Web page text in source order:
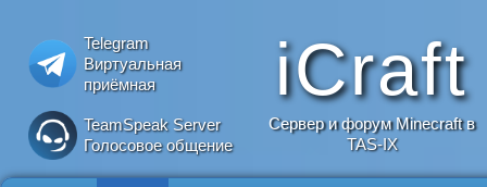
Telegram
Виртуальная
приёмная
TeamSpeak Server
Голосовое общение
iCraft
Сервер и форум Minecraft в
TAS-IX